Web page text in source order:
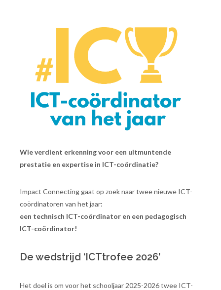
Wie verdient erkenning voor een uitmuntende
prestatie en expertise in ICT-coördinatie?
Impact Connecting gaat op zoek naar twee nieuwe ICT-
coördinatoren van het jaar:
een technisch ICT-coördinator en een pedagogisch
ICT-coördinator!
De wedstrijd ‘ICTtrofee 2026’
Het doel is om voor het schooljaar 2025-2026 twee ICT-